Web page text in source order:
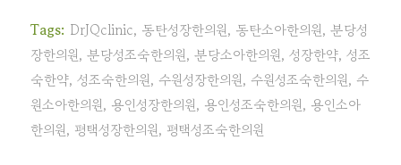
Tags: DrJQclinic, 동탄성장한의원, 동탄소아한의원, 분당성
장한의원, 분당성조숙한의원, 분당소아한의원, 성장한약, 성조
숙한약, 성조숙한의원, 수원성장한의원, 수원성조숙한의원, 수
원소아한의원, 용인성장한의원, 용인성조숙한의원, 용인소아
한의원, 평택성장한의원, 평택성조숙한의원